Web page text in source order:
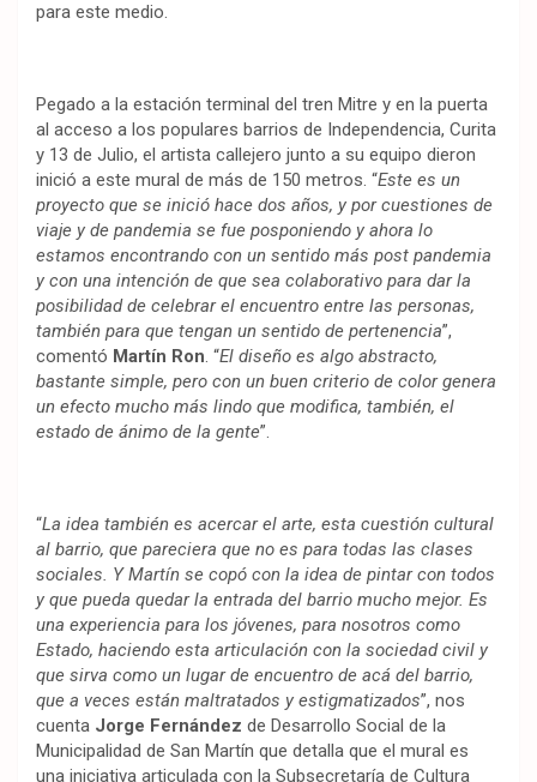
para este medio.
Pegado a la estación terminal del tren Mitre y en la puerta
al acceso a los populares barrios de Independencia, Curita
y 13 de Julio, el artista callejero junto a su equipo dieron
inició a este mural de más de 150 metros. “Este es un
proyecto que se inició hace dos años, y por cuestiones de
viaje y de pandemia se fue posponiendo y ahora lo
estamos encontrando con un sentido más post pandemia
y con una intención de que sea colaborativo para dar la
posibilidad de celebrar el encuentro entre las personas,
también para que tengan un sentido de pertenencia”,
comentó Martín Ron. “El diseño es algo abstracto,
bastante simple, pero con un buen criterio de color genera
un efecto mucho más lindo que modifica, también, el
estado de ánimo de la gente”.
“La idea también es acercar el arte, esta cuestión cultural
al barrio, que pareciera que no es para todas las clases
sociales. Y Martín se copó con la idea de pintar con todos
y que pueda quedar la entrada del barrio mucho mejor. Es
una experiencia para los jóvenes, para nosotros como
Estado, haciendo esta articulación con la sociedad civil y
que sirva como un lugar de encuentro de acá del barrio,
que a veces están maltratados y estigmatizados”, nos
cuenta Jorge Fernández de Desarrollo Social de la
Municipalidad de San Martín que detalla que el mural es
una iniciativa articulada con la Subsecretaría de Cultura